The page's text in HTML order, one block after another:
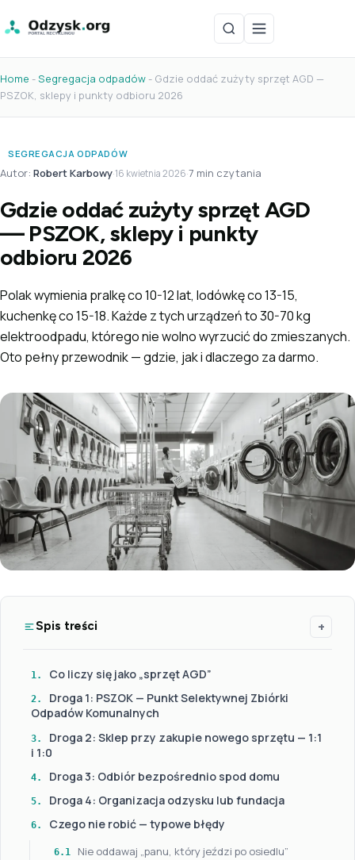
Home -Segregacja odpadów - Gdzie oddać zużyty sprzęt AGD —
PSZOK, sklepy i punkty odbioru 2026
SEGREGACJA ODPADÓW
Autor: Robert Karbowy·16 kwietnia 2026·7 min czytania
Gdzie oddać zużyty sprzęt AGD
— PSZOK, sklepy i punkty
odbioru 2026
Polak wymienia pralkę co 10-12 lat, lodówkę co 13-15,
kuchenkę co 15-18. Każde z tych urządzeń to 30-70 kg
elektroodpadu, którego nie wolno wyrzucić do zmieszanych.
Oto pełny przewodnik — gdzie, jak i dlaczego za darmo.
Spis treści +
1. Co liczy się jako „sprzęt AGD”
2.
Droga 1: PSZOK — Punkt Selektywnej Zbiórki
Odpadów Komunalnych
3.
Droga 2: Sklep przy zakupie nowego sprzętu — 1:1
i 1:0
4. Droga 3: Odbiór bezpośrednio spod domu
5. Droga 4: Organizacja odzysku lub fundacja
6. Czego nie robić — typowe błędy
6.1 Nie oddawaj „panu, który jeździ po osiedlu”